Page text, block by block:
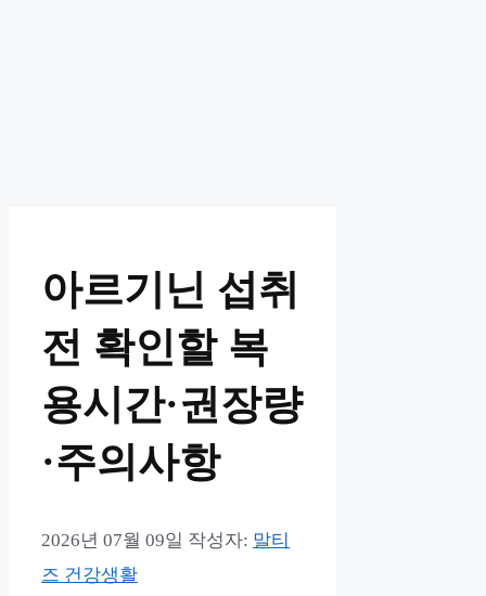
아르기닌 섭취
전 확인할 복
용시간·권장량
·주의사항
2026년 07월 09일 작성자: 말티
즈 건강생활